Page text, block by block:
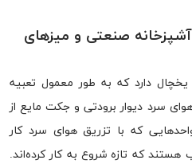
صنعتی و میزهای
دارد که به طور معمول تعبیه
سرد دیوار برودتی و جکت مایع از
که با تزریق هوای سرد کار
که تازه شروع به کار کرده‌اند.